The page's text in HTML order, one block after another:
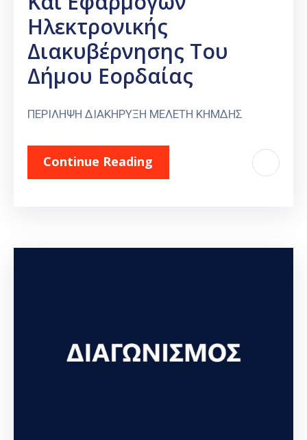
Ηλεκτρονικής
Διακυβέρνησης Του
Δήμου Εορδαίας
ΠΕΡΙΛΗΨΗ ΔΙΑΚΗΡΥΞΗ ΜΕΛΕΤΗ ΚΗΜΔΗΣ
Continue Reading